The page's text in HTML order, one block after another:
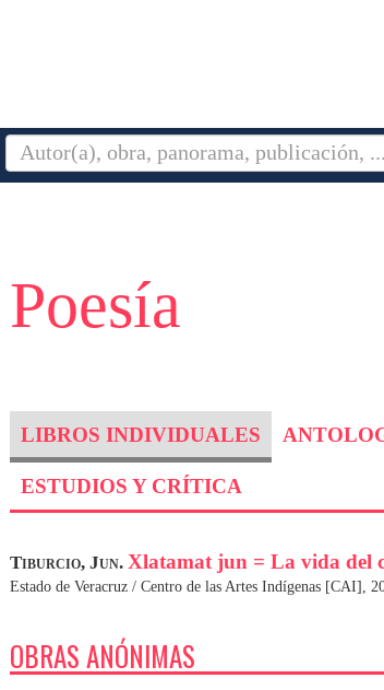
LIBROS INDIVIDUALES
ESTUDIOS Y CRÍTICA
Tiburcio, Jun. Xlatamat jun = La vida del
Estado de Veracruz / Centro de las Artes Indígenas [CAI],
OBRAS ANÓNIMAS